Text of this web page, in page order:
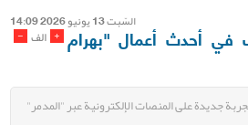
السّبت 13 یونیو 2026 14:09
- الف + في أحدث أعمال "بهرام
جديدة على المنصات الإلكترونية عبر "المدمر"